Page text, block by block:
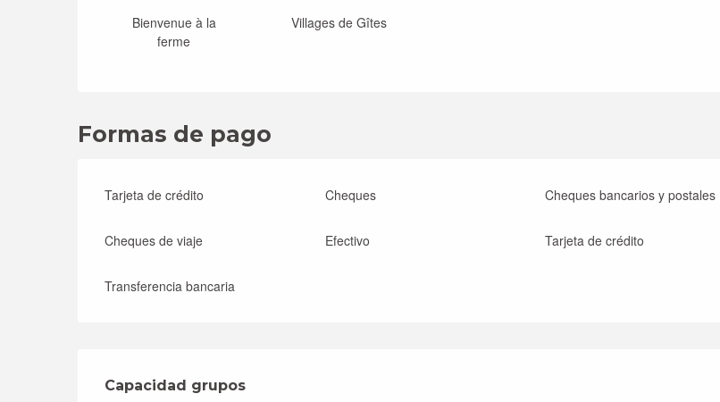
Bienvenue à la
ferme
Villages de Gîtes
Formas de pago
Tarjeta de crédito Cheques Cheques bancarios y postales
Cheques de viaje Efectivo Tarjeta de crédito
Transferencia bancaria
Capacidad grupos
Capacidad grupos